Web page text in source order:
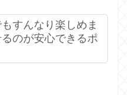
すんなり楽しめま
のが安心できるポ